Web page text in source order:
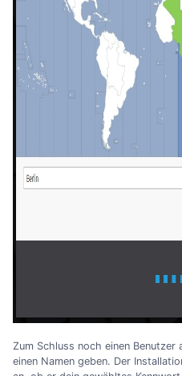
Zum Schluss noch einen Benutzer
einen Namen geben. Der